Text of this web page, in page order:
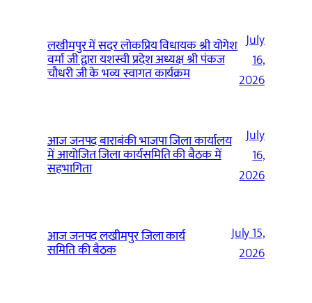
लखीमपुर में सदर लोकप्रिय विधायक श्री योगेश
वर्मा जी द्वारा यशस्वी प्रदेश अध्यक्ष श्री पंकज
चौधरी जी के भव्य स्वागत कार्यक्रम
July
16,
2026
आज जनपद बाराबंकी भाजपा जिला कार्यालय
में आयोजित जिला कार्यसमिति की बैठक में
सहभागिता
July
16,
2026
आज जनपद लखीमपुर जिला कार्य
समिति की बैठक
July 15,
2026